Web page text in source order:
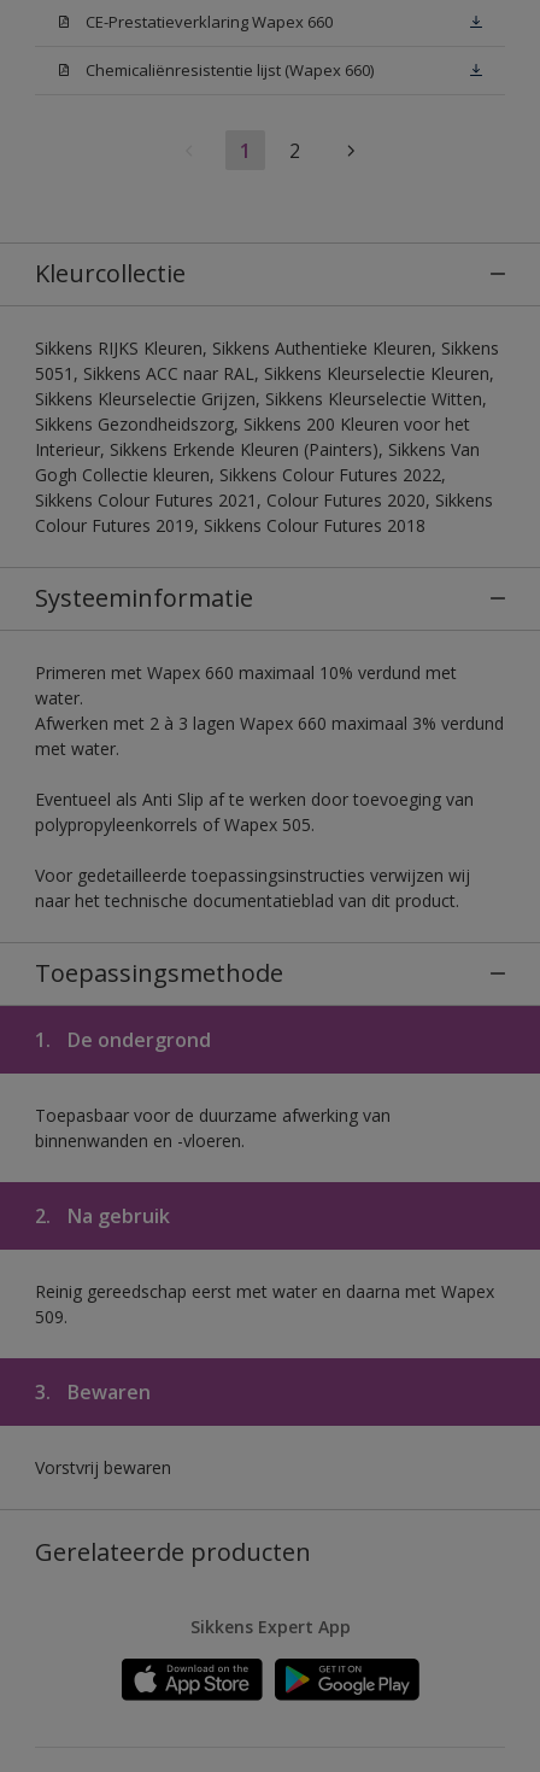
CE-Prestatieverklaring Wapex 660
Chemicaliënresistentie lijst (Wapex 660)
1 2
Kleurcollectie
Sikkens RIJKS Kleuren, Sikkens Authentieke Kleuren, Sikkens
5051, Sikkens ACC naar RAL, Sikkens Kleurselectie Kleuren,
Sikkens Kleurselectie Grijzen, Sikkens Kleurselectie Witten,
Sikkens Gezondheidszorg, Sikkens 200 Kleuren voor het
Interieur, Sikkens Erkende Kleuren (Painters), Sikkens Van
Gogh Collectie kleuren, Sikkens Colour Futures 2022,
Sikkens Colour Futures 2021, Colour Futures 2020, Sikkens
Colour Futures 2019, Sikkens Colour Futures 2018
Systeeminformatie
Primeren met Wapex 660 maximaal 10% verdund met
water.
Afwerken met 2 à 3 lagen Wapex 660 maximaal 3% verdund
met water.
Eventueel als Anti Slip af te werken door toevoeging van
polypropyleenkorrels of Wapex 505.
Voor gedetailleerde toepassingsinstructies verwijzen wij
naar het technische documentatieblad van dit product.
Toepassingsmethode
1. De ondergrond
Toepasbaar voor de duurzame afwerking van
binnenwanden en -vloeren.
2. Na gebruik
Reinig gereedschap eerst met water en daarna met Wapex
509.
3. Bewaren
Vorstvrij bewaren
Gerelateerde producten
Sikkens Expert App